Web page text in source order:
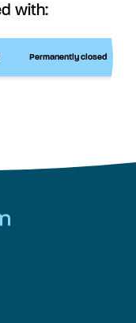
with:
Permanently closed